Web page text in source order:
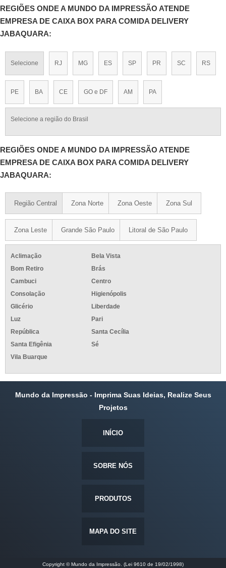
REGIÕES ONDE A MUNDO DA IMPRESSÃO ATENDE
EMPRESA DE CAIXA BOX PARA COMIDA DELIVERY
JABAQUARA:
Selecione RJ MG ES SP PR SC RS
PE BA CE GO e DF AM PA
Selecione a região do Brasil
REGIÕES ONDE A MUNDO DA IMPRESSÃO ATENDE
EMPRESA DE CAIXA BOX PARA COMIDA DELIVERY
JABAQUARA:
Região Central Zona Norte Zona Oeste Zona Sul
Zona Leste Grande São Paulo Litoral de São Paulo
Aclimação
Bela Vista
Bom Retiro
Brás
Cambuci
Centro
Consolação
Higienópolis
Glicério
Liberdade
Luz
Pari
República
Santa Cecília
Santa Efigênia
Sé
Vila Buarque
Mundo da Impressão - Imprima Suas Ideias, Realize Seus
Projetos
INÍCIO
SOBRE NÓS
PRODUTOS
MAPA DO SITE
Copyright © Mundo da Impressão. (Lei 9610 de 19/02/1998)